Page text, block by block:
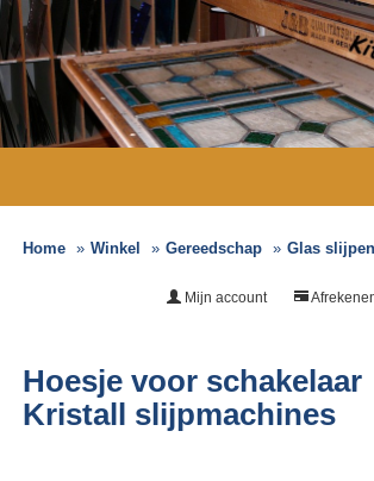
Home Winkel Gereedschap Glas
Mijn account
Hoesje voor schakelaar
Kristall slijpmachines